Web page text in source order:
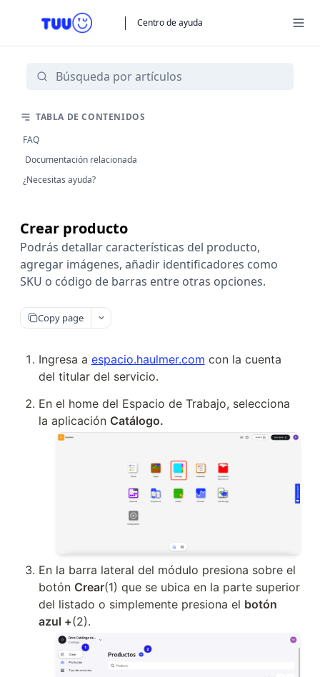
Centro de ayuda
Crear producto
Podrás detallar características del producto,
agregar imágenes, añadir identificadores como
SKU o código de barras entre otras opciones.
Copy page
Ingresa a espacio.haulmer.com con la cuenta
del titular del servicio.
En el home del Espacio de Trabajo, selecciona
la aplicación Catálogo.
En la barra lateral del módulo presiona sobre el
botón Crear(1) que se ubica en la parte superior
del listado o simplemente presiona el botón
azul +(2).
TABLA DE CONTENIDOS
FAQ
Documentación relacionada
¿Necesitas ayuda?